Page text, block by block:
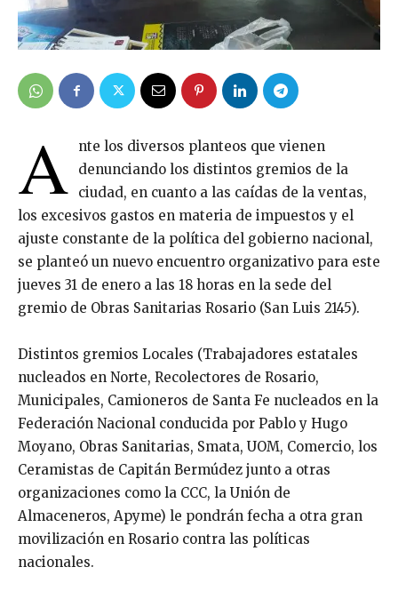
A
nte los diversos planteos que vienen
denunciando los distintos gremios de la
ciudad, en cuanto a las caídas de la ventas,
los excesivos gastos en materia de impuestos y el
ajuste constante de la política del gobierno nacional,
se planteó un nuevo encuentro organizativo para este
jueves 31 de enero a las 18 horas en la sede del
gremio de Obras Sanitarias Rosario (San Luis 2145).
Distintos gremios Locales (Trabajadores estatales
nucleados en Norte, Recolectores de Rosario,
Municipales, Camioneros de Santa Fe nucleados en la
Federación Nacional conducida por Pablo y Hugo
Moyano, Obras Sanitarias, Smata, UOM, Comercio, los
Ceramistas de Capitán Bermúdez junto a otras
organizaciones como la CCC, la Unión de
Almaceneros, Apyme) le pondrán fecha a otra gran
movilización en Rosario contra las políticas
nacionales.